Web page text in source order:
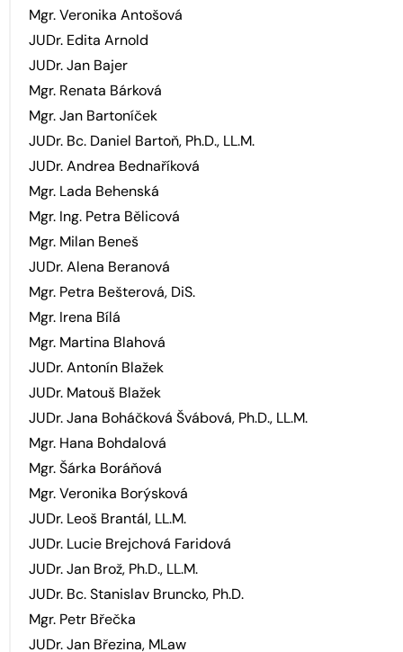
Mgr. Veronika Antošová
JUDr. Edita Arnold
JUDr. Jan Bajer
Mgr. Renata Bárková
Mgr. Jan Bartoníček
JUDr. Bc. Daniel Bartoň, Ph.D., LL.M.
JUDr. Andrea Bednaříková
Mgr. Lada Behenská
Mgr. Ing. Petra Bělicová
Mgr. Milan Beneš
JUDr. Alena Beranová
Mgr. Petra Bešterová, DiS.
Mgr. Irena Bílá
Mgr. Martina Blahová
JUDr. Antonín Blažek
JUDr. Matouš Blažek
JUDr. Jana Boháčková Švábová, Ph.D., LL.M.
Mgr. Hana Bohdalová
Mgr. Šárka Boráňová
Mgr. Veronika Borýsková
JUDr. Leoš Brantál, LL.M.
JUDr. Lucie Brejchová Faridová
JUDr. Jan Brož, Ph.D., LL.M.
JUDr. Bc. Stanislav Bruncko, Ph.D.
Mgr. Petr Břečka
JUDr. Jan Březina, MLaw